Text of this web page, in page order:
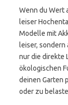
Wenn du Wert
leiser
Modelle mit
leiser, sondern
nur die direkte
ökologischen
deinen Garten
oder zu